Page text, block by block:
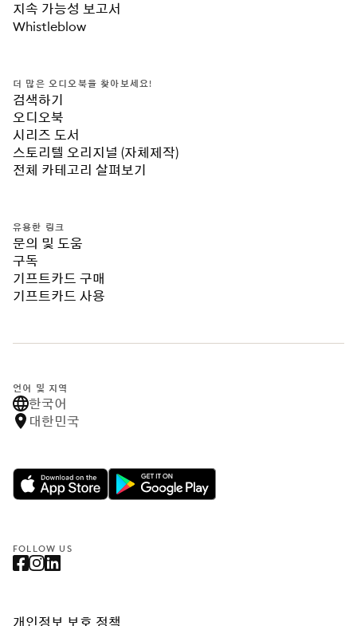
지속 가능성 보고서
Whistleblow
더 많은 오디오북을 찾아보세요!
검색하기
오디오북
시리즈 도서
스토리텔 오리지널 (자체제작)
전체 카테고리 살펴보기
유용한 링크
문의 및 도움
구독
기프트카드 구매
기프트카드 사용
언어 및 지역
한국어
대한민국
FOLLOW US
개인정보 보호 정책